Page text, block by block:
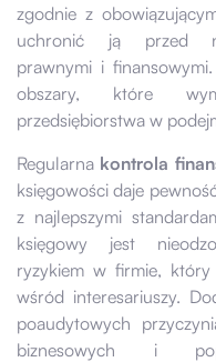
zgodnie z
uchronić ją przed
prawnymi i
obszary, które
przedsiębiorstwa w
Regularna kontrola
księgowości daje
z najlepszymi
księgowy jest
ryzykiem w firmie, który
wśród interesariuszy.
poaudytowych
biznesowych i